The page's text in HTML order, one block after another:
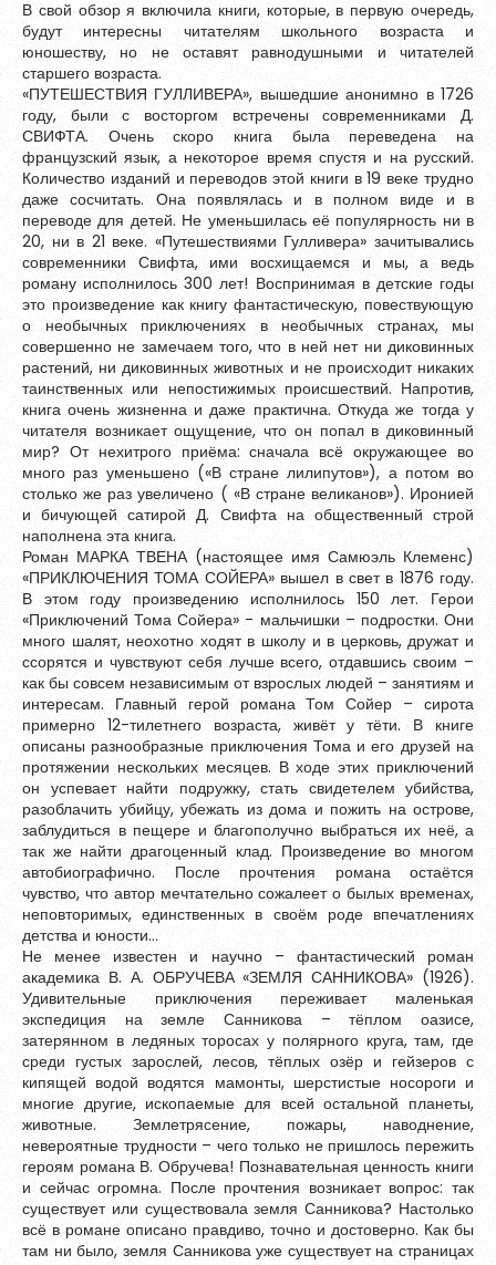
В свой обзор я включила книги, которые, в первую очередь,
будут интересны читателям школьного возраста и
юношеству, но не оставят равнодушными и читателей
старшего возраста.
«ПУТЕШЕСТВИЯ ГУЛЛИВЕРА», вышедшие анонимно в 1726
году, были с восторгом встречены современниками Д.
СВИФТА. Очень скоро книга была переведена на
французский язык, а некоторое время спустя и на русский.
Количество изданий и переводов этой книги в 19 веке трудно
даже сосчитать. Она появлялась и в полном виде и в
переводе для детей. Не уменьшилась её популярность ни в
20, ни в 21 веке. «Путешествиями Гулливера» зачитывались
современники Свифта, ими восхищаемся и мы, а ведь
роману исполнилось 300 лет! Воспринимая в детские годы
это произведение как книгу фантастическую, повествующую
о необычных приключениях в необычных странах, мы
совершенно не замечаем того, что в ней нет ни диковинных
растений, ни диковинных животных и не происходит никаких
таинственных или непостижимых происшествий. Напротив,
книга очень жизненна и даже практична. Откуда же тогда у
читателя возникает ощущение, что он попал в диковинный
мир? От нехитрого приёма: сначала всё окружающее во
много раз уменьшено («В стране лилипутов»), а потом во
столько же раз увеличено ( «В стране великанов»). Иронией
и бичующей сатирой Д. Свифта на общественный строй
наполнена эта книга.
Роман МАРКА ТВЕНА (настоящее имя Самюэль Клеменс)
«ПРИКЛЮЧЕНИЯ ТОМА СОЙЕРА» вышел в свет в 1876 году.
В этом году произведению исполнилось 150 лет. Герои
«Приключений Тома Сойера» - мальчишки – подростки. Они
много шалят, неохотно ходят в школу и в церковь, дружат и
ссорятся и чувствуют себя лучше всего, отдавшись своим –
как бы совсем независимым от взрослых людей – занятиям и
интересам. Главный герой романа Том Сойер – сирота
примерно 12-тилетнего возраста, живёт у тёти. В книге
описаны разнообразные приключения Тома и его друзей на
протяжении нескольких месяцев. В ходе этих приключений
он успевает найти подружку, стать свидетелем убийства,
разоблачить убийцу, убежать из дома и пожить на острове,
заблудиться в пещере и благополучно выбраться их неё, а
так же найти драгоценный клад. Произведение во многом
автобиографично. После прочтения романа остаётся
чувство, что автор мечтательно сожалеет о былых временах,
неповторимых, единственных в своём роде впечатлениях
детства и юности…
Не менее известен и научно – фантастический роман
академика В. А. ОБРУЧЕВА «ЗЕМЛЯ САННИКОВА» (1926).
Удивительные приключения переживает маленькая
экспедиция на земле Санникова – тёплом оазисе,
затерянном в ледяных торосах у полярного круга, там, где
среди густых зарослей, лесов, тёплых озёр и гейзеров с
кипящей водой водятся мамонты, шерстистые носороги и
многие другие, ископаемые для всей остальной планеты,
животные. Землетрясение, пожары, наводнение,
невероятные трудности – чего только не пришлось пережить
героям романа В. Обручева! Познавательная ценность книги
и сейчас огромна. После прочтения возникает вопрос: так
существует или существовала земля Санникова? Настолько
всё в романе описано правдиво, точно и достоверно. Как бы
там ни было, земля Санникова уже существует на страницах
Зарегистрироваться
Пароль должен быть минимум 6 символов и содержать хотя
бы одну строчную букву, одну прописную букву, одну цифру
и один специальный символ.
Обновить
Я согласен на обработку
персональных данных
Я согласен справилами использования материалов,
размещённых на портале.
Зарегистрироваться
Уже зарегистрированы?Войти